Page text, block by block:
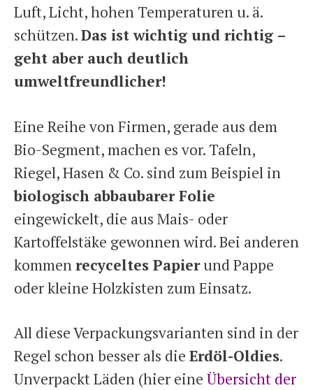
Luft, Licht, hohen Temperaturen u. ä.
schützen.Das ist wichtig und richtig –
geht aber auch deutlich
umweltfreundlicher!
Eine Reihe von Firmen, gerade aus dem
Bio-Segment, machen es vor. Tafeln,
Riegel, Hasen & Co. sind zum Beispiel in
biologisch abbaubarer Folie
eingewickelt, die aus Mais- oder
Kartoffelstäke gewonnen wird. Bei anderen
kommenrecyceltes Papierund Pappe
oder kleine Holzkisten zum Einsatz.
All diese Verpackungsvarianten sind in der
Regel schon besser als die Erdöl-Oldies.
Unverpackt Läden (hier eine Übersicht der